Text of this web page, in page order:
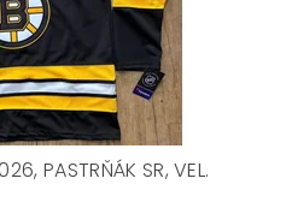
PASTRŇÁK SR, VEL.